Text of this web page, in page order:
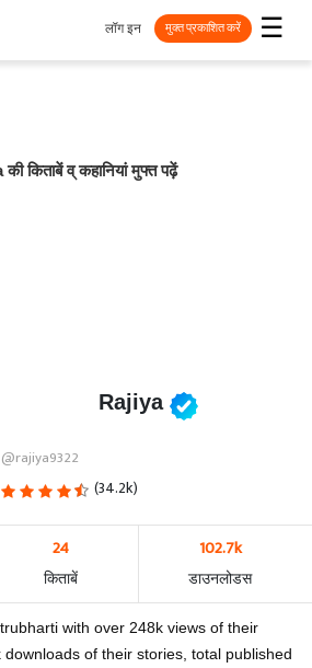
☰
लॉग इन मुक्त प्रकाशित करें
किताबें व् कहानियां मुफ्त पढ़ें
Rajiya
@rajiya9322
(34.2k)
24
किताबें
102.7k
डाउनलोडस
with over 248k views of their
of their stories, total published